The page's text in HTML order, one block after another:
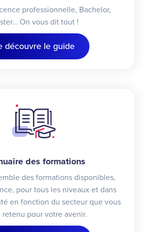
professionnelle, Bachelor,
On vous dit tout !
découvre le guide
des formations
des formations disponibles,
pour tous les niveaux et dans
en fonction du secteur que vous
retenu pour votre avenir.